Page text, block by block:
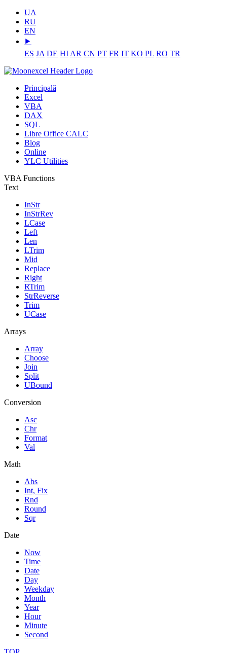
UA
RU
EN
⯈
ES JA DE HI AR CN PT FR IT KO PL RO TR
Principală
Excel
VBA
DAX
SQL
Libre Office CALC
Blog
Online
YLC Utilities
VBA Functions
Text
InStr
InStrRev
LCase
Left
Len
LTrim
Mid
Replace
Right
RTrim
StrReverse
Trim
UCase
Arrays
Array
Choose
Join
Split
UBound
Conversion
Asc
Chr
Format
Val
Math
Abs
Int, Fix
Rnd
Round
Sqr
Date
Now
Time
Date
Day
Weekday
Month
Year
Hour
Minute
Second